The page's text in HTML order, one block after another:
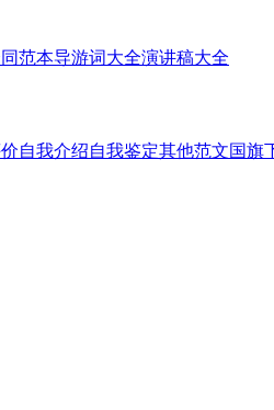
范本导游词大全演讲稿大全
自我介绍自我鉴定其他范文国旗